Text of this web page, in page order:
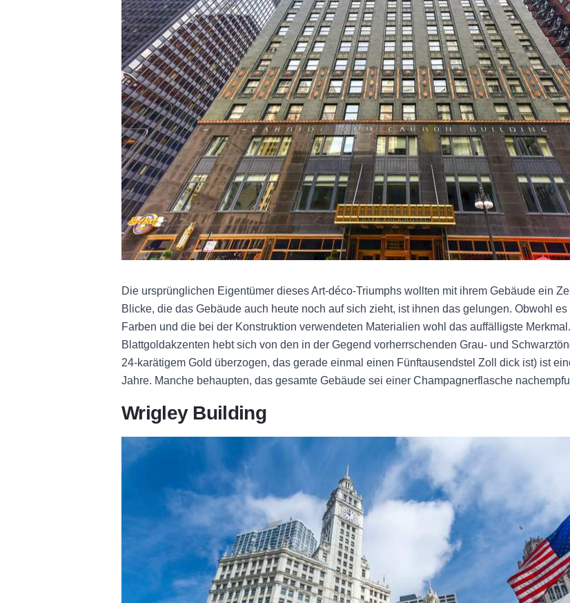
Die ursprünglichen Eigentümer dieses Art-déco-Triumphs wollten mit ihrem Gebäude ein
Blicke, die das Gebäude auch heute noch auf sich zieht, ist ihnen das gelungen. Obwohl
Farben und die bei der Konstruktion verwendeten Materialien wohl das auffälligste
Blattgoldakzenten hebt sich von den in der Gegend vorherrschenden Grau- und
24-karätigem Gold überzogen, das gerade einmal einen Fünftausendstel Zoll dick ist) ist
Jahre. Manche behaupten, das gesamte Gebäude sei einer Champagnerflasche
Wrigley Building